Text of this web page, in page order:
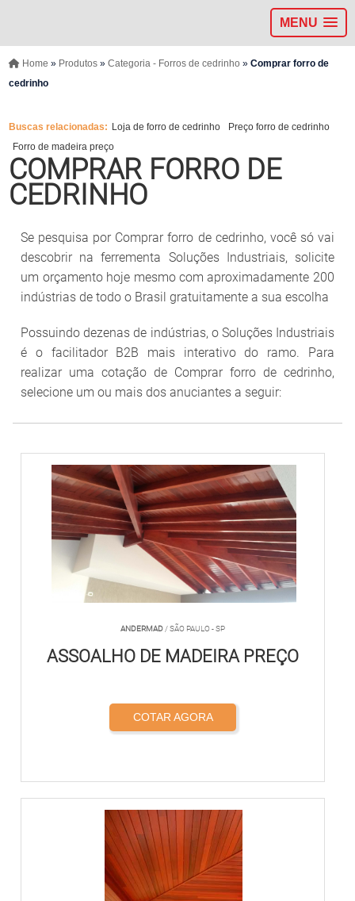
MENU
Home » Produtos» Categoria - Forros de cedrinho» Comprar forro de
cedrinho
Buscas relacionadas: Loja de forro de cedrinho
Preço forro de cedrinho
Forro de madeira preço
COMPRAR FORRO DE
CEDRINHO
Se pesquisa por Comprar forro de cedrinho, você só vai
descobrir na ferrementa Soluções Industriais, solicite
um orçamento hoje mesmo com aproximadamente 200
indústrias de todo o Brasil gratuitamente a sua escolha
Possuindo dezenas de indústrias, o Soluções Industriais
é o facilitador B2B mais interativo do ramo. Para
realizar uma cotação de Comprar forro de cedrinho,
selecione um ou mais dos anuciantes a seguir:
ANDERMAD / SÃO PAULO - SP
ASSOALHO DE MADEIRA PREÇO
COTAR AGORA